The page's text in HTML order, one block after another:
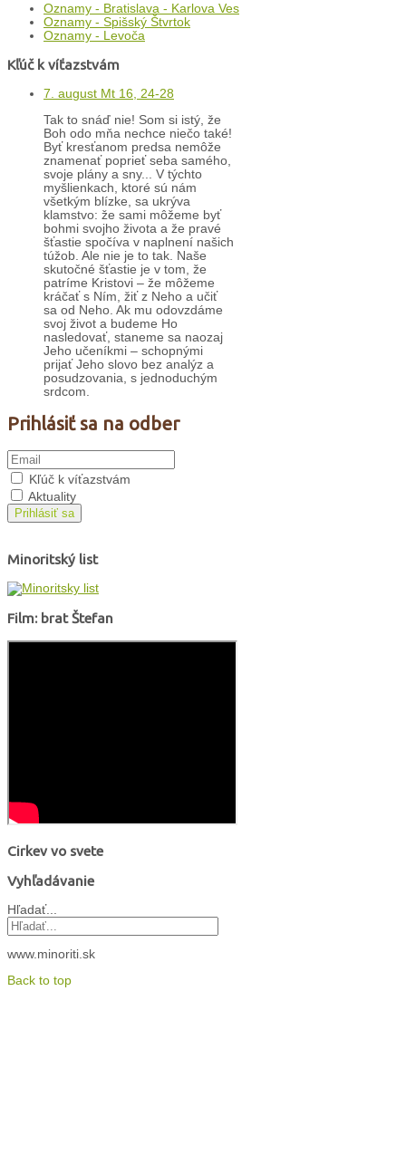
Oznamy - Bratislava - Karlova Ves
Oznamy - Spišský Štvrtok
Oznamy - Levoča
Kľúč k víťazstvám
7. august Mt 16, 24-28
Tak to snáď nie! Som si istý, že
Boh odo mňa nechce niečo také!
Byť kresťanom predsa nemôže
znamenať poprieť seba samého,
svoje plány a sny... V týchto
myšlienkach, ktoré sú nám
všetkým blízke, sa ukrýva
klamstvo: že sami môžeme byť
bohmi svojho života a že pravé
šťastie spočíva v naplnení našich
túžob. Ale nie je to tak. Naše
skutočné šťastie je v tom, že
patríme Kristovi – že môžeme
kráčať s Ním, žiť z Neho a učiť
sa od Neho. Ak mu odovzdáme
svoj život a budeme Ho
nasledovať, staneme sa naozaj
Jeho učeníkmi – schopnými
prijať Jeho slovo bez analýz a
posudzovania, s jednoduchým
srdcom.
Prihlásiť sa na odber
Kľúč k víťazstvám
Aktuality
Prihlásiť sa
Minoritský list
Film: brat Štefan
Cirkev vo svete
Vyhľadávanie
Hľadať...
www.minoriti.sk
Back to top